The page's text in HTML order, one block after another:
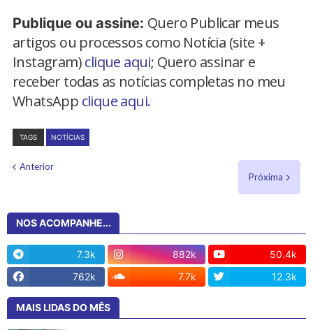
Publique ou assine: Quero Publicar meus
artigos ou processos como Notícia (site +
Instagram)clique aqui; Quero assinar e
receber todas as notícias completas no meu
WhatsApp clique aqui.
TAGS NOTÍCIAS
Anterior
Próxima
NOS ACOMPANHE...
7.3k 882k
50.4k
762k
7.7k 12.3k
MAIS LIDAS DO MÊS